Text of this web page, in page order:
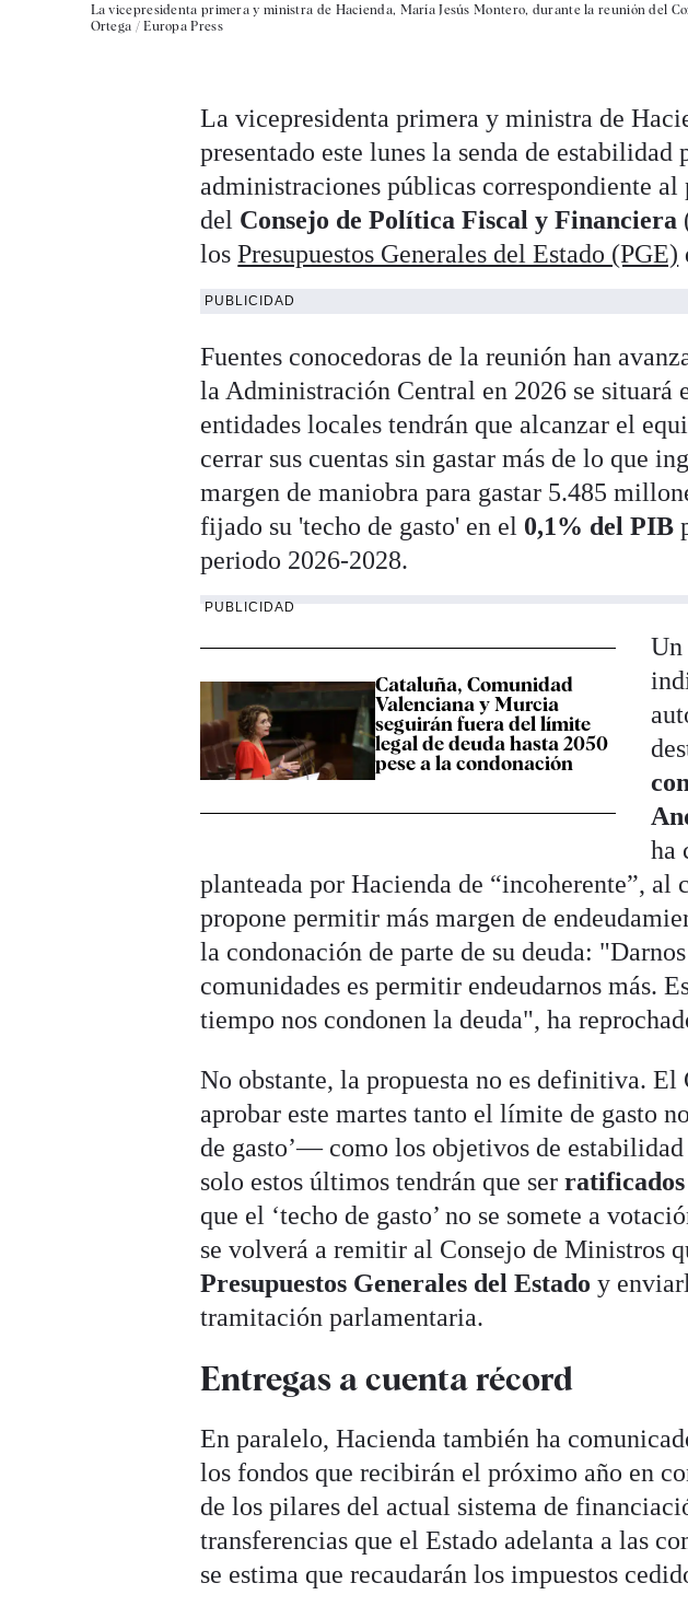
La vicepresidenta primera y ministra de Hacienda, María Jesús Montero, durante la reunión del
Ortega / Europa Press
La vicepresidenta primera y ministra de
presentado este lunes la senda de estabilidad
administraciones públicas correspondiente
del Consejo de Política Fiscal y Financiera
losPresupuestos Generales del Estado (PGE)
PUBLICIDAD
Fuentes conocedoras de la reunión han
la Administración Central en 2026 se situará
entidades locales tendrán que alcanzar el
cerrar sus cuentas sin gastar más de lo que
margen de maniobra para gastar 5.485
fijado su 'techo de gasto' en el 0,1% del PIB
periodo 2026-2028.
PUBLICIDAD
Cataluña, Comunidad
Valenciana y Murcia
seguirán fuera del límite
legal de deuda hasta 2050
pese a la condonación
Un
ha
planteada por Hacienda de “incoherente”, al
propone permitir más margen de
la condonación de parte de su deuda:
comunidades es permitir endeudarnos más.
tiempo nos condonen la deuda", ha
No obstante, la propuesta no es definitiva. El
aprobar este martes tanto el límite de gasto
de gasto’— como los objetivos de
solo estos últimos tendrán que serratificados
que el ‘techo de gasto’ no se somete a
se volverá a remitir al Consejo de Ministros
Presupuestos Generales del Estado y
tramitación parlamentaria.
Entregas a cuenta récord
En paralelo, Hacienda también ha
los fondos que recibirán el próximo año en
de los pilares del actual sistema de
transferencias que el Estado adelanta a las
se estima que recaudarán los impuestos